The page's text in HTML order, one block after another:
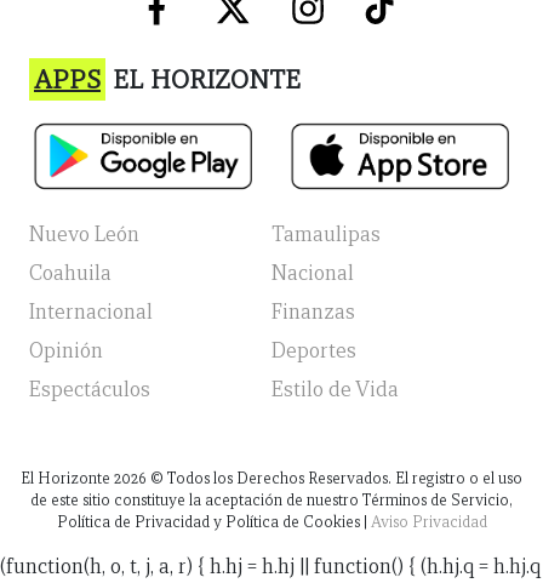
APPS EL HORIZONTE
Nuevo León
Tamaulipas
Coahuila
Nacional
Internacional
Finanzas
Opinión
Deportes
Espectáculos
Estilo de Vida
El Horizonte 2026 © Todos los Derechos Reservados. El registro o el uso
de este sitio constituye la aceptación de nuestro Términos de Servicio,
Política de Privacidad y Política de Cookies | Aviso Privacidad
(function(h, o, t, j, a, r) { h.hj = h.hj || function() { (h.hj.q = h.hj.q